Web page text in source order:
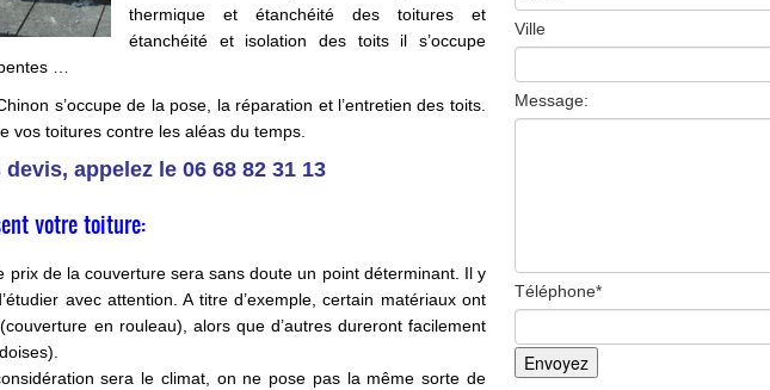
thermique et étanchéité des toitures et
étanchéité et isolation des toits il s’occupe
…
s’occupe de la pose, la réparation et l’entretien des toits.
vos toitures contre les aléas du temps.
devis, appelez le 06 68 82 31 13
votre toiture:
prix de la couverture sera sans doute un point déterminant. Il y
avec attention. A titre d’exemple, certain matériaux ont
en rouleau), alors que d’autres dureront facilement
sera le climat, on ne pose pas la même sorte de
Ville
Message:
Téléphone*